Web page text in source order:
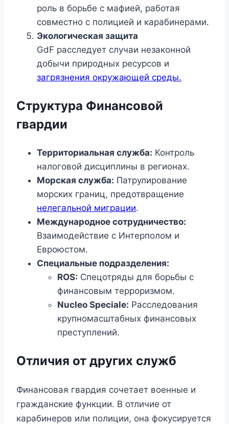
роль в борьбе с мафией, работая
совместно с полицией и карабинерами.
Экологическая защита
GdF расследует случаи незаконной
добычи природных ресурсов и
загрязнения окружающей среды.
Структура Финансовой
гвардии
Территориальная служба: Контроль
налоговой дисциплины в регионах.
Морская служба: Патрулирование
морских границ, предотвращение
нелегальной миграции.
Международное сотрудничество:
Взаимодействие с Интерполом и
Евроюстом.
Специальные подразделения:
ROS: Спецотряды для борьбы с
финансовым терроризмом.
Nucleo Speciale: Расследования
крупномасштабных финансовых
преступлений.
Отличия от других служб
Финансовая гвардия сочетает военные и
гражданские функции. В отличие от
карабинеров или полиции, она фокусируется